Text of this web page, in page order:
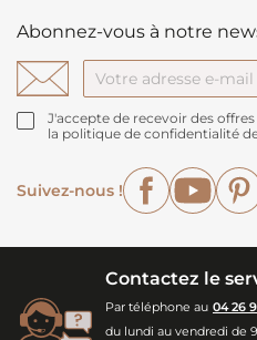
Abonnez-vous à notre
J'accepte de recevoir des
la politique de confidentialité
Suivez-nous !
Facebook
Contactez le
Par téléphone au 04 26
du lundi au vendredi de